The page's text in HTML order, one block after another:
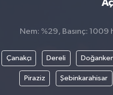
Nem: %29, Basınç: 1009
Çanakçı Dereli
Piraziz Şebinkarahisar